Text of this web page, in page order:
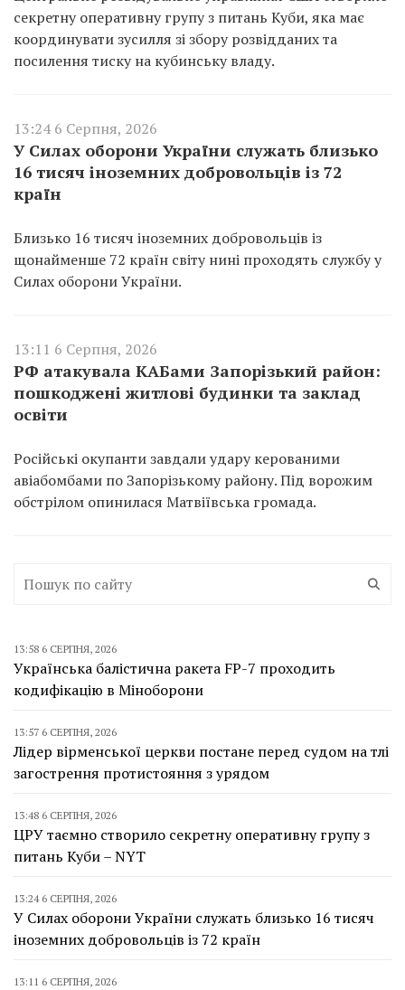
секретну оперативну групу з питань Куби, яка має
координувати зусилля зі збору розвідданих та
посилення тиску на кубинську владу.
13:24 6 Серпня, 2026
У Силах оборони України служать близько
16 тисяч іноземних добровольців із 72
країн
Близько 16 тисяч іноземних добровольців із
щонайменше 72 країн світу нині проходять службу у
Силах оборони України.
13:11 6 Серпня, 2026
РФ атакувала КАБами Запорізький район:
пошкоджені житлові будинки та заклад
освіти
Російські окупанти завдали удару керованими
авіабомбами по Запорізькому району. Під ворожим
обстрілом опинилася Матвіївська громада.
13:58 6 СЕРПНЯ, 2026
Українська балістична ракета FP-7 проходить
кодифікацію в Міноборони
13:57 6 СЕРПНЯ, 2026
Лідер вірменської церкви постане перед судом на тлі
загострення протистояння з урядом
13:48 6 СЕРПНЯ, 2026
ЦРУ таємно створило секретну оперативну групу з
питань Куби – NYT
13:24 6 СЕРПНЯ, 2026
У Силах оборони України служать близько 16 тисяч
іноземних добровольців із 72 країн
13:11 6 СЕРПНЯ, 2026